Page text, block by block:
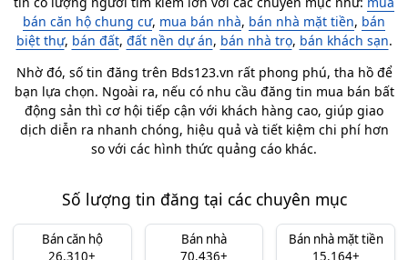
bán căn hộ chung cư, mua bán nhà, bán nhà mặt tiền, bán
biệt thự, bán đất, đất nền dự án, bán nhà trọ, bán khách sạn.
Nhờ đó, số tin đăng trên Bds123.vn rất phong phú, tha hồ để
bạn lựa chọn. Ngoài ra, nếu có nhu cầu đăng tin mua bán bất
động sản thì cơ hội tiếp cận với khách hàng cao, giúp giao
dịch diễn ra nhanh chóng, hiệu quả và tiết kiệm chi phí hơn
so với các hình thức quảng cáo khác.
Số lượng tin đăng tại các chuyên mục
Bán căn hộ
26.310+
Bán nhà
70.436+
Bán nhà mặt tiền
15.164+